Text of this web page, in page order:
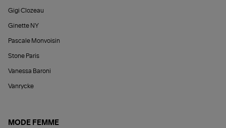
Gigi Clozeau
Ginette NY
Pascale Monvoisin
Stone Paris
Vanessa Baroni
Vanrycke
MODE FEMME